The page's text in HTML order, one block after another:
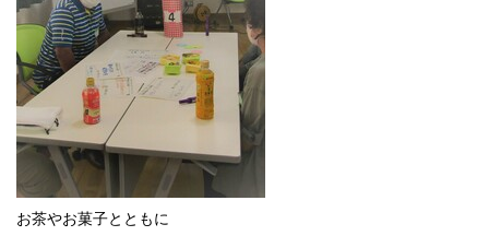
お茶やお菓子とともに